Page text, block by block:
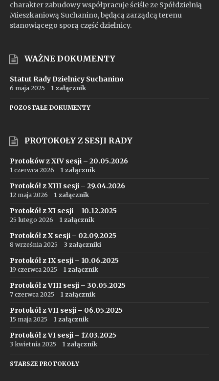
charakter zabudowy współpracuje ściśle ze Spółdzielnią
Mieszkaniową Suchanino, będącą zarządcą terenu
stanowiącego sporą część dzielnicy.
WAŻNE DOKUMENTY
Statut Rady Dzielnicy Suchanino
6 maja 2025 1 załącznik
POZOSTAŁE DOKUMENTY
PROTOKOŁY Z SESJI RADY
Protoków z XIV sesji – 20.05.2026
1 czerwca 2026 1 załącznik
Protokół z XIII sesji – 29.04.2026
12 maja 2026 1 załącznik
Protokół z XI sesji – 10.12.2025
25 lutego 2026 1 załącznik
Protokół z X sesji – 02.09.2025
8 września 2025 3 załączniki
Protokół z IX sesji – 10.06.2025
19 czerwca 2025 1 załącznik
Protokół z VIII sesji – 30.05.2025
7 czerwca 2025 1 załącznik
Protokół z VII sesji – 06.05.2025
15 maja 2025 1 załącznik
Protokół z VI sesji – 17.03.2025
3 kwietnia 2025 1 załącznik
STARSZE PROTOKOŁY